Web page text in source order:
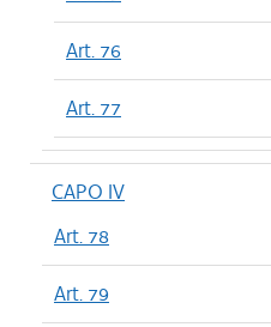
Art. 76
Art. 77
CAPO IV
Art. 78
Art. 79